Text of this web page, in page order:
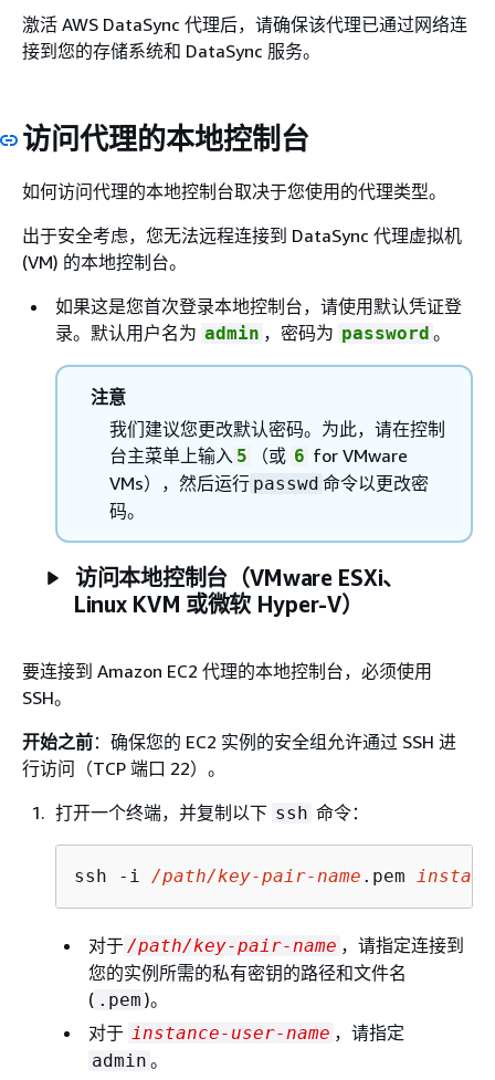
激活 AWS DataSync 代理后，请确保该代理已通过网络连
接到您的存储系统和 DataSync 服务。
访问代理的本地控制台
如何访问代理的本地控制台取决于您使用的代理类型。
出于安全考虑，您无法远程连接到 DataSync 代理虚拟机
(VM) 的本地控制台。
如果这是您首次登录本地控制台，请使用默认凭证登
录。默认用户名为 admin ，密码为 password 。
注意
我们建议您更改默认密码。为此，请在控制
台主菜单上输入 5 （或 6 for VMware
VMs），然后运行 passwd 命令以更改密
码。
访问本地控制台（VMware ESXi、
Linux KVM 或微软 Hyper-V）
要连接到 Amazon EC2 代理的本地控制台，必须使用
SSH。
开始之前：确保您的 EC2 实例的安全组允许通过 SSH 进
行访问（TCP 端口 22）。
打开一个终端，并复制以下 ssh 命令：
ssh -i /path/key-pair-name .pem
对于 /path/key-pair-name ，请指定连接到
您的实例所需的私有密钥的路径和文件名
( .pem )。
对于 instance-user-name ，请指定
admin 。